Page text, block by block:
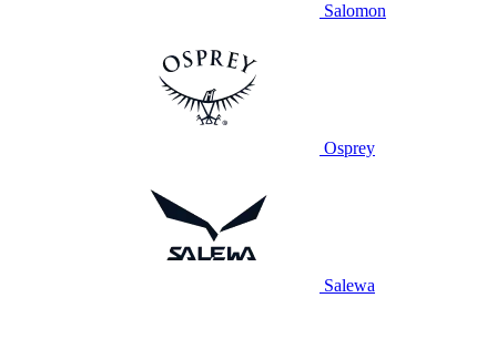
Salomon
Osprey
Salewa